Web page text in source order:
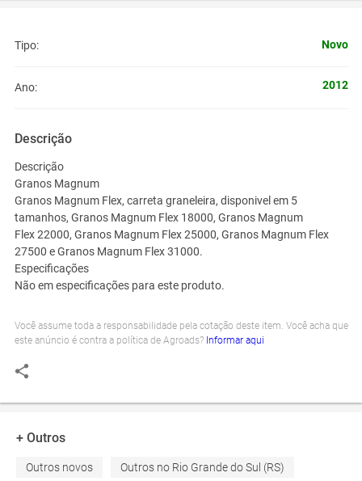
Tipo: Novo
Ano: 2012
Descrição
Descrição
Granos Magnum
Granos Magnum Flex, carreta graneleira, disponivel em 5
tamanhos, Granos Magnum Flex 18000, Granos Magnum
Flex 22000, Granos Magnum Flex 25000, Granos Magnum Flex
27500 e Granos Magnum Flex 31000.
Especificações
Não em especificações para este produto.
Você assume toda a responsabilidade pela cotação deste item. Você acha que
este anúncio é contra a política de Agroads? Informar aqui
+ Outros
Outros novos Outros no Rio Grande do Sul (RS)